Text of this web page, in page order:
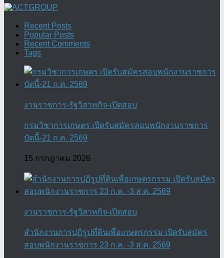
Recent Posts
Popular Posts
Recent Comments
Tags
งานราชการ-รัฐวิสาหกิจ-เปิดสอบ
กรมวิชาการเกษตร เปิดรับสมัครสอบพนักงานราชการ
บัดนี้-21 ก.ค. 2569
15 กรกฎาคม 2026
งานราชการ-รัฐวิสาหกิจ-เปิดสอบ
สำนักงานการปฏิรูปที่ดินเพื่อเกษตรกรรม เปิดรับสมัคร
สอบพนักงานราชการ 23 ก.ค. -3 ส.ค. 2569